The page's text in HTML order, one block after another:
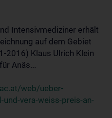
Intensivmediziner erhält
auf dem Gebiet
2016) Klaus Ulrich Klein
Anäs...
web/ueber-
vera-weiss-preis-an-